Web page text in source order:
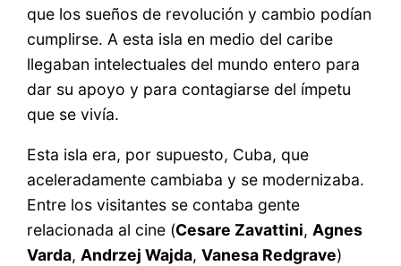
que los sueños de revolución y cambio podían
cumplirse. A esta isla en medio del caribe
llegaban intelectuales del mundo entero para
dar su apoyo y para contagiarse del ímpetu
que se vivía.
Esta isla era, por supuesto, Cuba, que
aceleradamente cambiaba y se modernizaba.
Entre los visitantes se contaba gente
relacionada al cine (Cesare Zavattini,Agnes
Varda,Andrzej Wajda,Vanesa Redgrave)